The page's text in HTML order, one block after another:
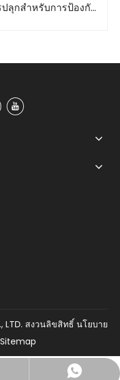
X Data Center Fire: การโทรปลุกสำหรับการป้องกันระดับระบบ
LTD. สงวนลิขสิทธิ์ นโยบาย
Sitemap